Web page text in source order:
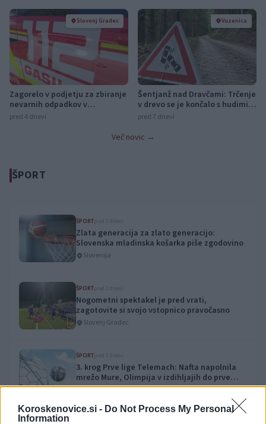
Koroskenovice.si - Do Not Process My Personal
Information
Slovenj Gradec
Zagorelo v podjetju za zbiranje
nevarnih odpadkov v
Šmartnem pri Slovenj Gradcu
pred 4 dnevi
Vuzenica
Šentjanž nad Dravčami: Trčenje
v drevo se je končalo s hudimi
poškodbami voznice
pred 7 dnevi
Več novic →
ŠPORT
ŠPORT pred 2 dnevi
Zlata generacija za zlato generacijo:
Slovenska mladinska košarka piše zgodovino
Slovenija
ŠPORT pred 3 dnevi
Nogometni spektakel je pred vrati,
zagotovite si svojo vstopnico pravočasno
Slovenj Gradec
ŠPORT pred 3 dnevi
3. krog Prve lige Telemach: Nafta napolnila
mrežo Mure, Olimpija v izdihljajih do prve
zmage
Slovenija